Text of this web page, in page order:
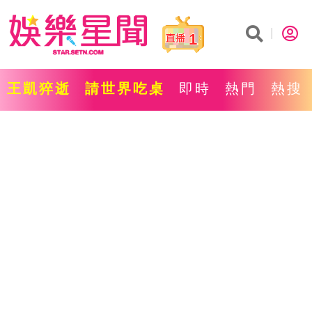
1
王凱猝逝 請世界吃桌 即時 熱門 熱搜